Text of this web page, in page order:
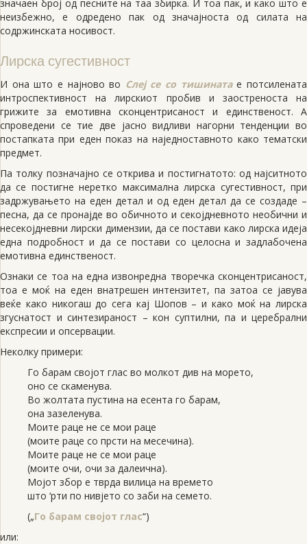
значаен број од песните на таа збирка. И тоа пак, и како што е
неизбежно, е одредено пак од значајноста од силата на
содржинската носивост.
Лирска сугестивност
И она што е најново во Слеј се со тишинатае потсилената
интроспективност на лирскиот пробив и заостреноста на
грижите за емотивна сконцентрисаност и единственост. А
спроведени се тие две јасно видливи нагорни тенденции во
постапката при еден показ на наједноставното како тематски
предмет.
Па толку позначајно се открива и постигнатото: од најситното
да се постигне неретко максимална лирска сугестивност, при
задржувањето на еден детал и од еден детал да се создаде –
песна, да се пронајде во обичното и секојдневното необични и
несекојдневни лирски димензии, да се постави како лирска идеја
една подробност и да се постави со целосна и задлабочена
емотивна единственост.
Ознаки се тоа на една извонредна творечка сконцентрисаност,
тоа е моќ на еден внатрешен интензитет, па затоа се јавува
веќе како никогаш до сега кај Шопов – и како моќ на лирска
згуснатост и синтезираност – кон суптилни, па и церебрални
експресии и опсервации.
Неколку примери:
Го барам својот глас во молкот див на морето,
оно се скаменува.
Во жолтата пустина на есента го барам,
она зазеленува.
Моите раце не се мои раце
(моите раце со прсти на месечина).
Моите раце не се мои раце
(моите очи, очи за далеична).
Мојот збор е тврда вилица на времето
што ‘рти по нивјето со заби на семето.
(„Го барам својот глас“)
или: